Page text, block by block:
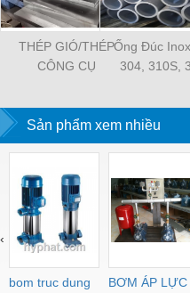
THÉP GIÓ/THÉP
CÔNG CỤ
Ống Đúc
304, 310S,
Sản phẩm xem nhiều
bom truc dung
BƠM ÁP LỰC
‹